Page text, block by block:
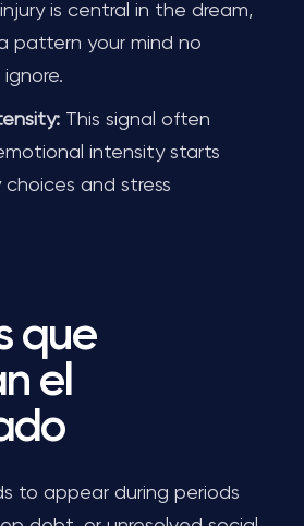
is central in the dream,
pattern your mind no
This signal often
intensity starts
and stress
que
el
to appear during periods